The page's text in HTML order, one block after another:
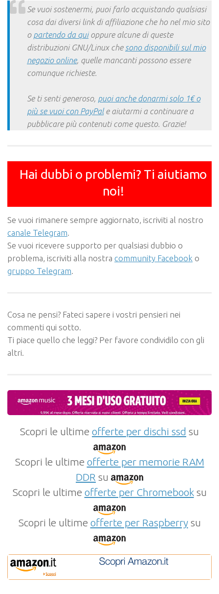
Se vuoi sostenermi, puoi farlo acquistando qualsiasi
cosa dai diversi link di affiliazione che ho nel mio sito
o partendo da quioppure alcune di queste
distribuzioni GNU/Linux che sono disponibili sul mio
negozio online, quelle mancanti possono essere
comunque richieste.
Se ti senti generoso, puoi anche donarmi solo 1€ o
più se vuoi con PayPale aiutarmi a continuare a
pubblicare più contenuti come questo. Grazie!
Hai dubbi o problemi? Ti aiutiamo
noi!
Se vuoi rimanere sempre aggiornato, iscriviti al nostro
canale Telegram
Se vuoi ricevere supporto per qualsiasi dubbio o
problema, iscriviti alla nostra community Facebook o
gruppo Telegram
Cosa ne pensi? Fateci sapere i vostri pensieri nei
commenti qui sotto.
Ti piace quello che leggi? Per favore condividilo con gli
altri.
Scopri le ultime offerte per dischi ssd su
Scopri le ultime offerte per memorie RAM
DDR su
Scopri le ultime offerte per Chromebooksu
Scopri le ultime offerte per Raspberrysu